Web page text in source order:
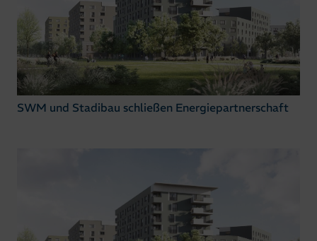
SWM und Stadibau schließen Energiepartnerschaft